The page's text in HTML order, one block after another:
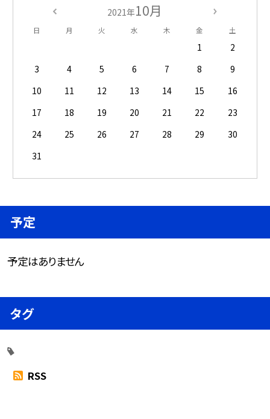
2021年10月
日 月 火 水 木 金 土
1
2
3
4 5 6 7 8
9
10
11 12 13 14 15
16
17
18 19 20 21 22
23
24
25 26 27 28 29
30
31
予定
予定はありません
タグ
RSS